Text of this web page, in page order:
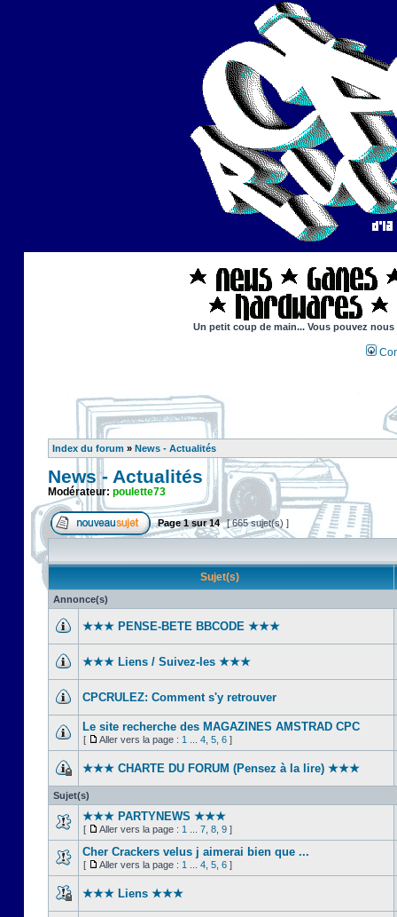
Un petit coup de main... Vous pouvez
Index du forum » News - Actualités
News - Actualités
Modérateur: poulette73
Page1sur14 [ 665 sujet(s) ]
Sujet(s)
Annonce(s)
★★★ PENSE-BETE BBCODE ★★★
★★★ Liens / Suivez-les ★★★
CPCRULEZ: Comment s'y retrouver‎
Le site recherche des MAGAZINES AMSTRAD CPC
[ Aller vers la page : 1 4 5 6 ]
★★★ CHARTE DU FORUM (Pensez à la lire) ★★★
Sujet(s)
★★★ PARTYNEWS ★★★
[ Aller vers la page : 1 7 8 9 ]
Cher Crackers velus j aimerai bien que ...
[ Aller vers la page : 1 4 5 6 ]
★★★ Liens ★★★